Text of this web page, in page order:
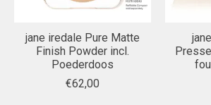
jane iredale Pure Matte
Finish Powder incl.
Poederdoos
€62,00